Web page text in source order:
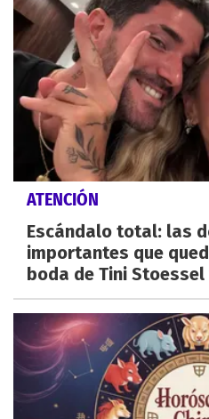
ATENCIÓN
Escándalo total: las
importantes que
boda de Tini